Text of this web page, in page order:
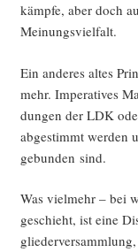
kämp­fe, aber doch
Meinungsvielfalt.
Ein ande­res altes
mehr. Impe­ra­ti­ves
dun­gen der LDK
abge­stimmt wer­den
gebun­den sind.
Was viel­mehr – bei
geschieht, ist eine